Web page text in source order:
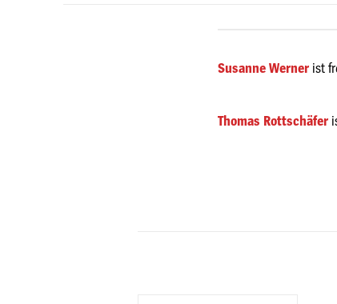
Susanne Werner ist
Thomas Rottschäfer